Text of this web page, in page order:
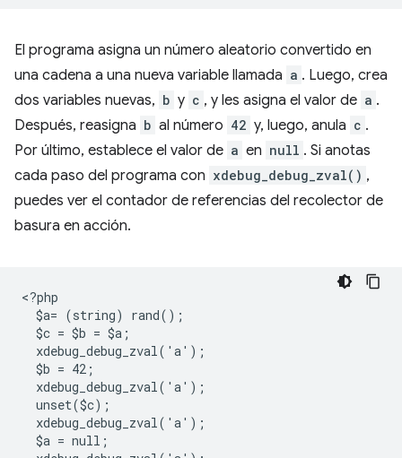
El programa asigna un número aleatorio convertido en
una cadena a una nueva variable llamada a . Luego, crea
dos variables nuevas, b y c , y les asigna el valor de a .
Después, reasigna b al número 42 y, luego, anula c .
Por último, establece el valor de a en null . Si anotas
cada paso del programa con xdebug_debug_zval() ,
puedes ver el contador de referencias del recolector de
basura en acción.
<?php
  $a= (string) rand();
  $c = $b = $a;
  xdebug_debug_zval('a');
  $b = 42;
  xdebug_debug_zval('a');
  unset($c);
  xdebug_debug_zval('a');
  $a = null;